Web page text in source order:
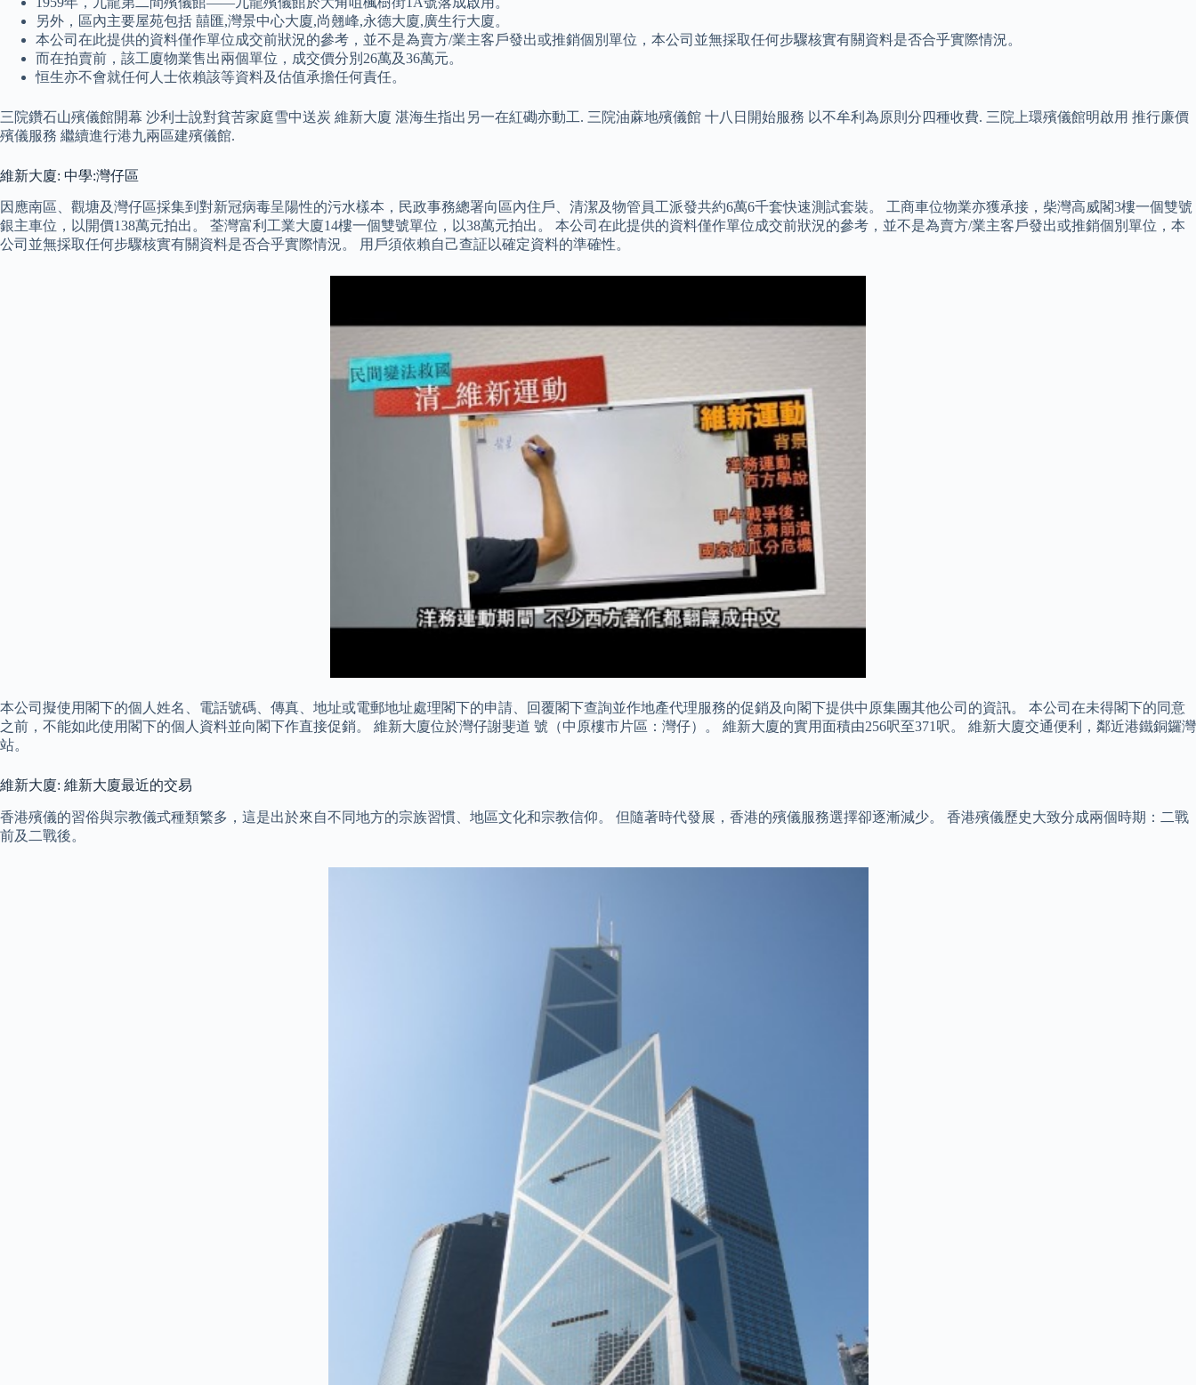
另外，區內主要屋苑包括 囍匯,灣景中心大廈,尚翹峰,永德大廈,廣生行大廈。
本公司在此提供的資料僅作單位成交前狀況的參考，並不是為賣方/業主客戶發出或推銷個別單位，本公司並無採取任何步驟核實有關資料是否合乎實際情況。
而在拍賣前，該工廈物業售出兩個單位，成交價分別26萬及36萬元。
恒生亦不會就任何人士依賴該等資料及估值承擔任何責任。
三院鑽石山殯儀館開幕 沙利士說對貧苦家庭雪中送炭 維新大廈 湛海生指出另一在紅磡亦動工. 三院油蔴地殯儀館 十八日開始服務 以不牟利為原則分四種收費. 三院上環殯儀館明啟用 推行廉價
殯儀服務 繼續進行港九兩區建殯儀館.
維新大廈: 中學:灣仔區
因應南區、觀塘及灣仔區採集到對新冠病毒呈陽性的污水樣本，民政事務總署向區內住戶、清潔及物管員工派發共約6萬6千套快速測試套裝。 工商車位物業亦獲承接，柴灣高威閣3樓一個雙號
銀主車位，以開價138萬元拍出。 荃灣富利工業大廈14樓一個雙號單位，以38萬元拍出。 本公司在此提供的資料僅作單位成交前狀況的參考，並不是為賣方/業主客戶發出或推銷個別單位，本
公司並無採取任何步驟核實有關資料是否合乎實際情況。 用戶須依賴自己查証以確定資料的準確性。
本公司擬使用閣下的個人姓名、電話號碼、傳真、地址或電郵地址處理閣下的申請、回覆閣下查詢並作地產代理服務的促銷及向閣下提供中原集團其他公司的資訊。 本公司在未得閣下的同意
之前，不能如此使用閣下的個人資料並向閣下作直接促銷。 維新大廈位於灣仔謝斐道 號（中原樓市片區：灣仔）。 維新大廈的實用面積由256呎至371呎。 維新大廈交通便利，鄰近港鐵銅鑼灣
站。
維新大廈: 維新大廈最近的交易
香港殯儀的習俗與宗教儀式種類繁多，這是出於來自不同地方的宗族習慣、地區文化和宗教信仰。 但隨著時代發展，香港的殯儀服務選擇卻逐漸減少。 香港殯儀歷史大致分成兩個時期：二戰
前及二戰後。